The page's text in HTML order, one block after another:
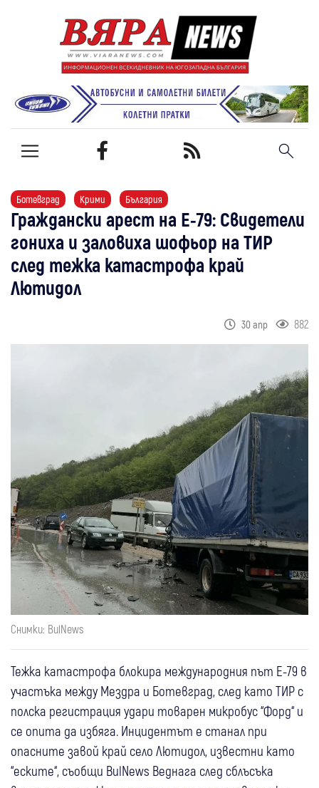
Ботевград Крими България
Граждански арест на Е-79: Свидетели
гониха и заловиха шофьор на ТИР
след тежка катастрофа край
Лютидол
30 апр 882
Снимки: BulNews
Тежка катастрофа блокира международния път Е-79 в
участъка между Мездра и Ботевград, след като ТИР с
полска регистрация удари товарен микробус “Форд“ и
се опита да избяга. Инцидентът е станал при
опасните завой край село Лютидол, известни като
“еските“, съобщи BulNews Веднага след сблъсъка